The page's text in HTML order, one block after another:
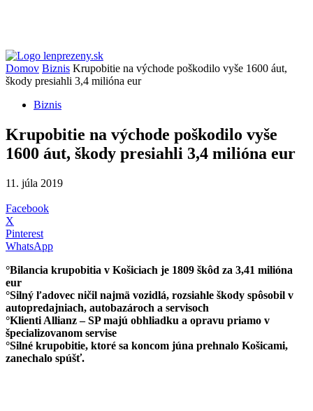
Domov Biznis Krupobitie na východe poškodilo vyše 1600 áut,
škody presiahli 3,4 milióna eur
Biznis
Krupobitie na východe poškodilo vyše
1600 áut, škody presiahli 3,4 milióna eur
11. júla 2019
Facebook
X
Pinterest
WhatsApp
°Bilancia krupobitia v Košiciach je 1809 škôd za 3,41 milióna
eur
°Silný ľadovec ničil najmä vozidlá, rozsiahle škody spôsobil v
autopredajniach, autobazároch a servisoch
°Klienti Allianz – SP majú obhliadku a opravu priamo v
špecializovanom servise
°Silné krupobitie, ktoré sa koncom júna prehnalo Košicami,
zanechalo spúšť.